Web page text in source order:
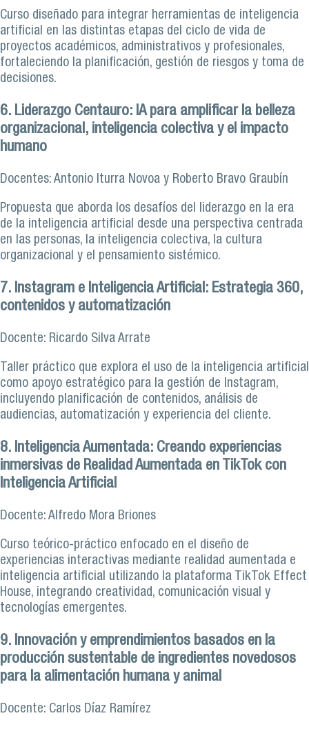
Curso diseñado para integrar herramientas de inteligencia
artificial en las distintas etapas del ciclo de vida de
proyectos académicos, administrativos y profesionales,
fortaleciendo la planificación, gestión de riesgos y toma de
decisiones.
6. Liderazgo Centauro: IA para amplificar la belleza
organizacional, inteligencia colectiva y el impacto
humano
Docentes: Antonio Iturra Novoa y Roberto Bravo Graubín
Propuesta que aborda los desafíos del liderazgo en la era
de la inteligencia artificial desde una perspectiva centrada
en las personas, la inteligencia colectiva, la cultura
organizacional y el pensamiento sistémico.
7. Instagram e Inteligencia Artificial: Estrategia 360,
contenidos y automatización
Docente: Ricardo Silva Arrate
Taller práctico que explora el uso de la inteligencia artificial
como apoyo estratégico para la gestión de Instagram,
incluyendo planificación de contenidos, análisis de
audiencias, automatización y experiencia del cliente.
8. Inteligencia Aumentada: Creando experiencias
inmersivas de Realidad Aumentada en TikTok con
Inteligencia Artificial
Docente: Alfredo Mora Briones
Curso teórico-práctico enfocado en el diseño de
experiencias interactivas mediante realidad aumentada e
inteligencia artificial utilizando la plataforma TikTok Effect
House, integrando creatividad, comunicación visual y
tecnologías emergentes.
9. Innovación y emprendimientos basados en la
producción sustentable de ingredientes novedosos
para la alimentación humana y animal
Docente: Carlos Díaz Ramírez